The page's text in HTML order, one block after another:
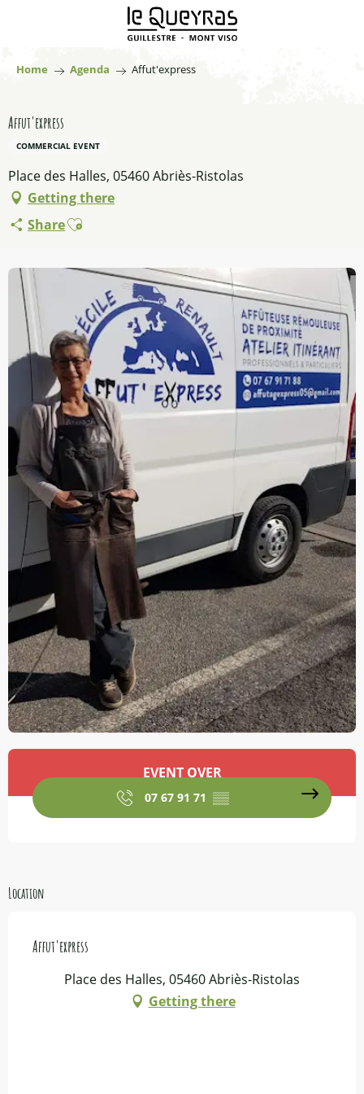
principal
Home Agenda Affut'express
Affut'express
COMMERCIAL EVENT
Place des Halles, 05460 Abriès-Ristolas
Getting there
ShareAjouter aux favoris
Opening hours & contact details
EVENT OVER
07 67 91 71 ▒▒
Location
Affut'express
Place des Halles, 05460 Abriès-Ristolas
Getting there